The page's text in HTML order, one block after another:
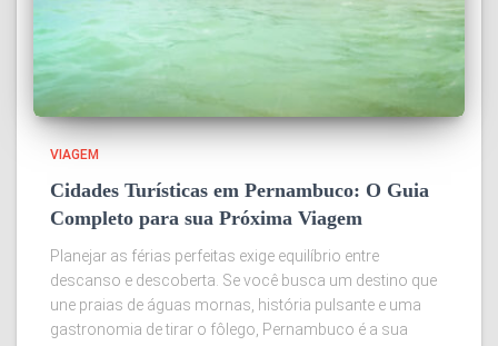
VIAGEM
Cidades Turísticas em Pernambuco: O Guia
Completo para sua Próxima Viagem
Planejar as férias perfeitas exige equilíbrio entre
descanso e descoberta. Se você busca um destino que
une praias de águas mornas, história pulsante e uma
gastronomia de tirar o fôlego, Pernambuco é a sua